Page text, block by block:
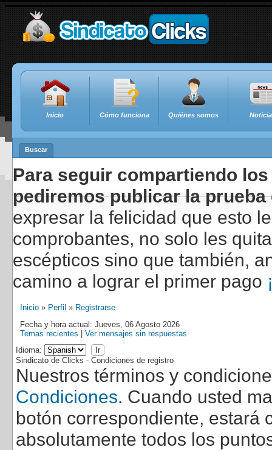
Inicio Cómo funciona Quiénes somos
Buscar
Para seguir compartiendo
pediremos publicar la
expresar la felicidad que esto
comprobantes, no solo les
escépticos sino que también,
camino a lograr el primer pago
Inicio » Perfil » Registrarse
Fecha y hora actual: Jueves, 06 Agosto 2026
Temas recientes
Ver mensajes sin respuestas
Idioma:
Sindicato de Clicks - Condiciones de registro
Nuestros términos y
Condiciones. Cuando usted
botón correspondiente, estará
absolutamente todos los